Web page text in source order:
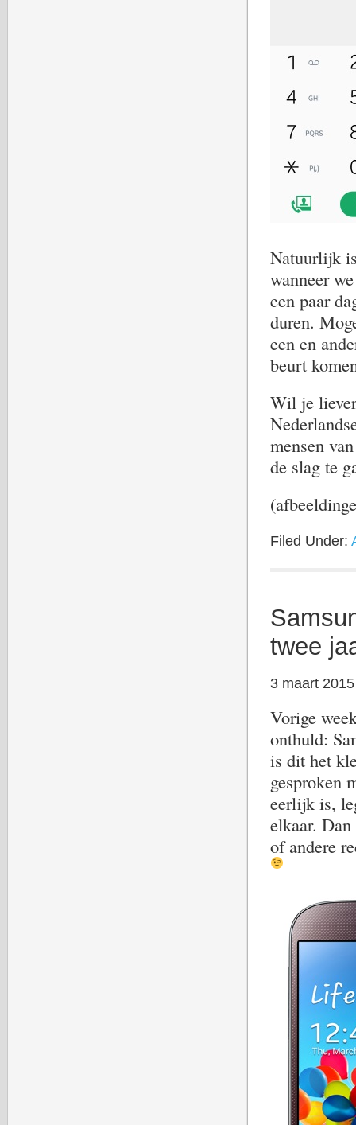
Natuurlijk
wanneer
een paar
duren.
een en
beurt
Wil je
mensen
de slag te
Filed Under:
twee
3 maart 2015
Vorige
onthuld:
is dit het
gesproken
eerlijk is,
elkaar.
of andere